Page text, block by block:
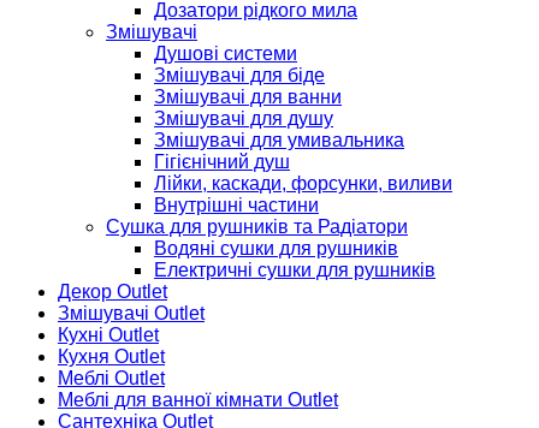
Дозатори рідкого мила
Змішувачі
Душові системи
Змішувачі для біде
Змішувачі для ванни
Змішувачі для душу
Змішувачі для умивальника
Гігієнічний душ
Лійки, каскади, форсунки, виливи
Внутрішні частини
Сушка для рушників та Радіатори
Водяні сушки для рушників
Електричні сушки для рушників
Декор Outlet
Змішувачі Outlet
Кухні Outlet
Кухня Outlet
Меблі Outlet
Меблі для ванної кімнати Outlet
Сантехніка Outlet